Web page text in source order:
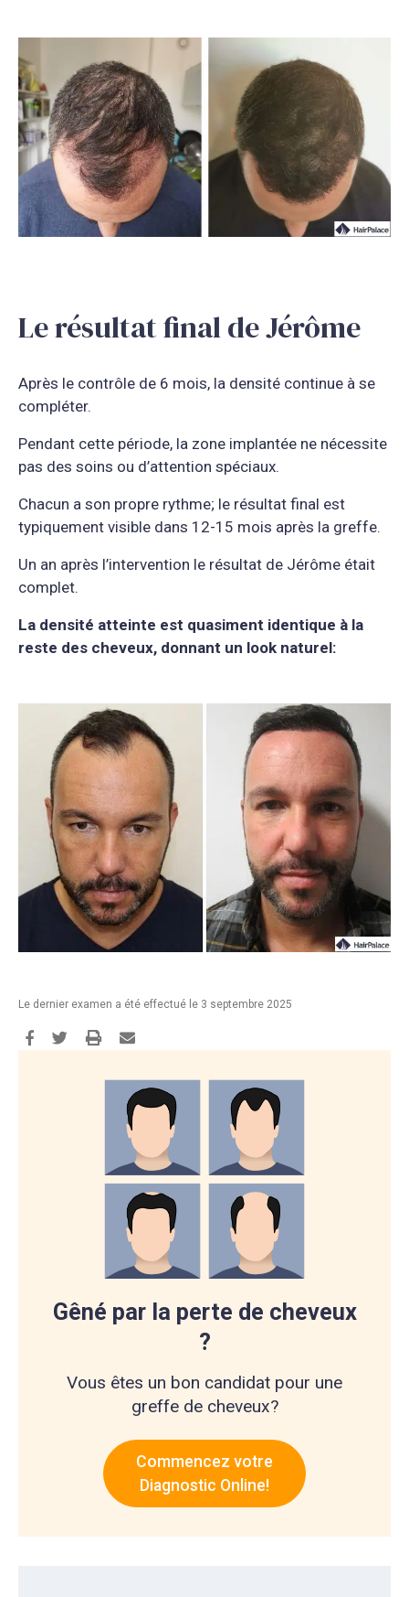
Le résultat final de Jérôme
Après le contrôle de 6 mois, la densité continue à se
compléter.
Pendant cette période, la zone implantée ne nécessite
pas des soins ou d’attention spéciaux.
Chacun a son propre rythme; le résultat final est
typiquement visible dans 12-15 mois après la greffe.
Un an après l’intervention le résultat de Jérôme était
complet.
La densité atteinte est quasiment identique à la
reste des cheveux, donnant un look naturel:
Le dernier examen a été effectué le 3 septembre 2025
Gêné par la perte de cheveux
?
Vous êtes un bon candidat pour une
greffe de cheveux?
Commencez votre
Diagnostic Online!